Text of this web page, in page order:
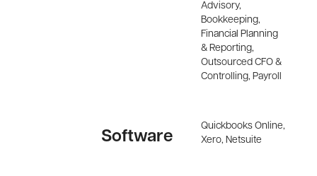
Advisory,
Bookkeeping,
Financial Planning
& Reporting,
Outsourced CFO &
Controlling, Payroll
Software
Quickbooks Online,
Xero, Netsuite